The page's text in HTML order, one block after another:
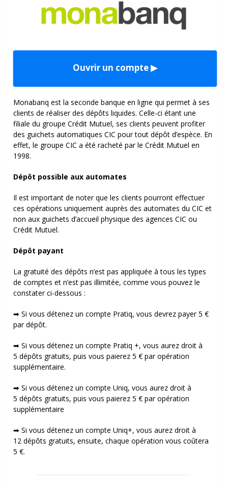
Ouvrir un compte ▶
Monabanq est la seconde banque en ligne qui permet à ses
clients de réaliser des dépôts liquides.Celle-ci étant une
filiale du groupe Crédit Mutuel, ses clients peuvent profiter
des guichets automatiques CIC pour tout dépôt d’espèce. En
effet, le groupe CIC a été racheté par le Crédit Mutuel en
1998.
Dépôt possible aux automates
Il est important de noter que les clients pourront effectuer
ces opérations uniquement auprès des automates du CIC et
non aux guichets d’accueil physique des agences CIC ou
Crédit Mutuel.
Dépôt payant
La gratuité des dépôts n’est pas appliquée à tous les types
de comptes et n’est pas illimitée, comme vous pouvez le
constater ci-dessous :
➡ Si vous détenez un compte Pratiq, vous devrez payer 5 €
par dépôt.
➡ Si vous détenez un compte Pratiq +, vous aurez droit à
5 dépôts gratuits, puis vous paierez 5 € par opération
supplémentaire.
➡ Si vous détenez un compte Uniq, vous aurez droit à
5 dépôts gratuits, puis vous paierez 5 € par opération
supplémentaire
➡ Si vous détenez un compte Uniq+, vous aurez droit à
12 dépôts gratuits, ensuite, chaque opération vous coûtera
5 €.